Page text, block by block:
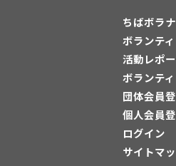
ちばボラ
ボランテ
活動レポ
ボランテ
団体会員
個人会員
ログイン
サイトマ